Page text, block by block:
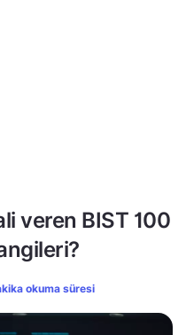
veren BIST 100
okuma süresi